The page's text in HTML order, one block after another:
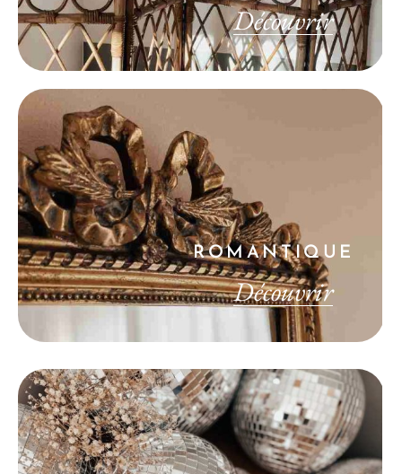
Découvrir
ROMANTIQUE
Découvrir